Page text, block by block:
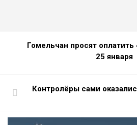
Гомельчан просят
25 января
Контролёры сами